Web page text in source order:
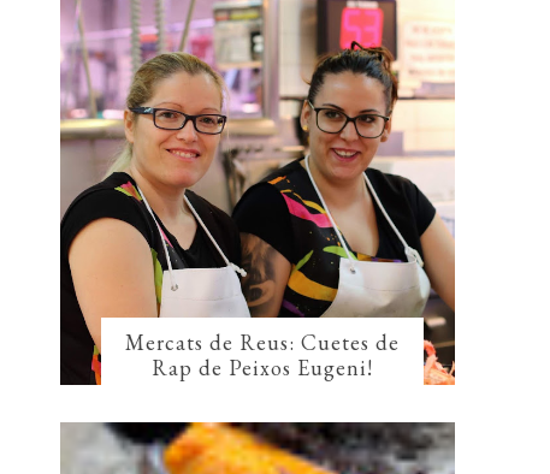
Mercats de Reus: Cuetes de
Rap de Peixos Eugeni!